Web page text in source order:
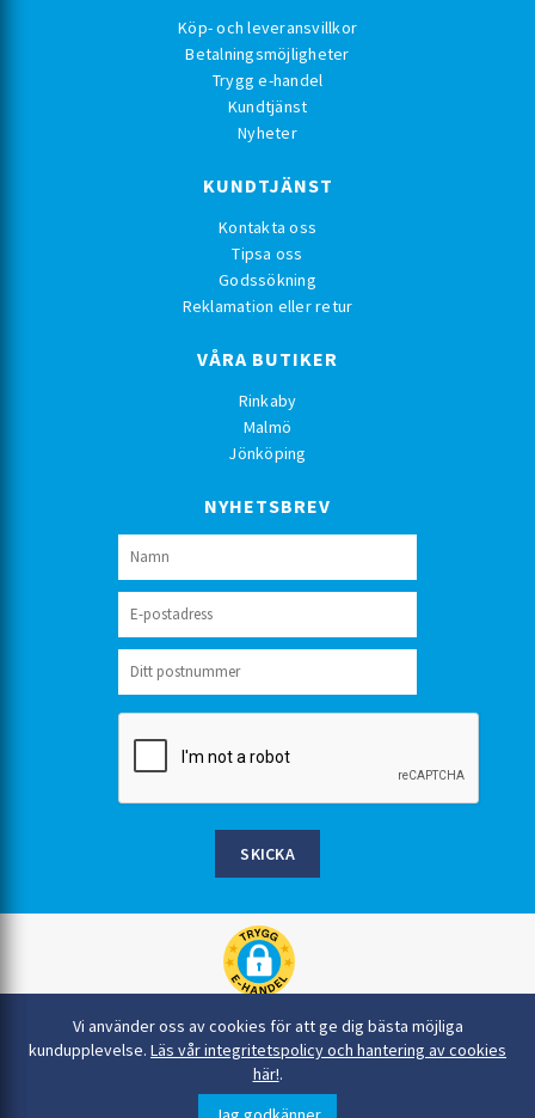
Vi använder oss av cookies för att ge dig bästa möjliga
kundupplevelse. Läs vår integritetspolicy och hantering av cookies
här!.
Köp- och leveransvillkor
Betalningsmöjligheter
Trygg e-handel
Kundtjänst
Nyheter
KUNDTJÄNST
Kontakta oss
Tipsa oss
Godssökning
Reklamation eller retur
VÅRA BUTIKER
Rinkaby
Malmö
Jönköping
NYHETSBREV
SKICKA
Rinkaby Rör AB, Box 54, 296 21 Åhus
044-22 54 90
info@rinkabyror.se
© Alla rättigheter tillhör Rinkaby Rör AB